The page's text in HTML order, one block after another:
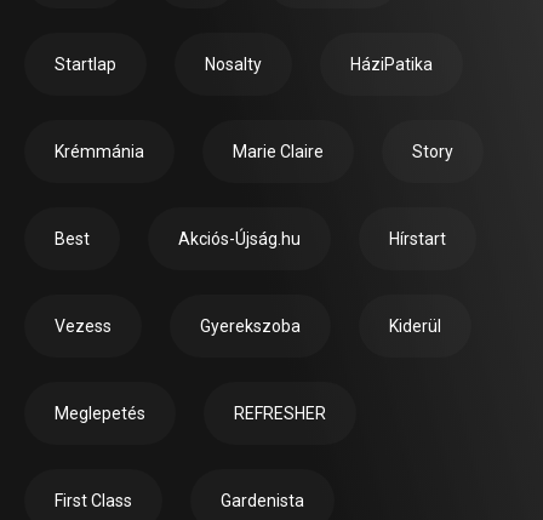
Startlap Nosalty HáziPatika
Krémmánia Marie Claire Story
Best Akciós-Újság.hu Hírstart
Vezess Gyerekszoba Kiderül
Meglepetés REFRESHER
First Class Gardenista